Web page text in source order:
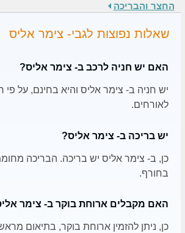
החצר והבריכה
שאלות נפוצות לגבי- צימר אליס
האם יש חניה לרכב ב- צימר אליס?
יש חניה ב- צימר אליס והיא בחינם, על פי
לאורחים.
יש בריכה ב- צימר אליס?
כן, ב- צימר אליס יש בריכה. הבריכה
בחורף.
האם מקבלים ארוחת בוקר ב- צימר
כן, ניתן להזמין ארוחת בוקר, בתיאום